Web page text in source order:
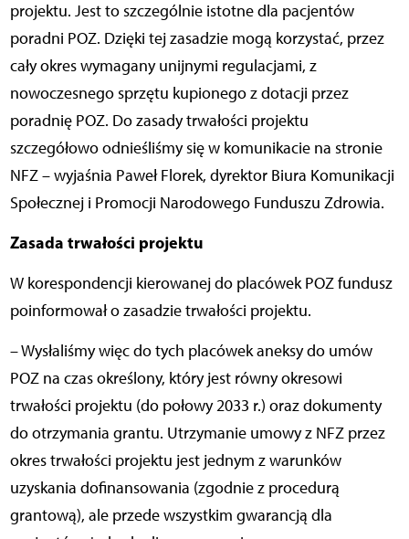
projektu. Jest to szczególnie istotne dla pacjentów
poradni POZ. Dzięki tej zasadzie mogą korzystać, przez
cały okres wymagany unijnymi regulacjami, z
nowoczesnego sprzętu kupionego z dotacji przez
poradnię POZ. Do zasady trwałości projektu
szczegółowo odnieśliśmy się w komunikacie na stronie
NFZ – wyjaśnia Paweł Florek, dyrektor Biura Komunikacji
Społecznej i Promocji Narodowego Funduszu Zdrowia.
Zasada trwałości projektu
W korespondencji kierowanej do placówek POZ fundusz
poinformował o zasadzie trwałości projektu.
– Wysłaliśmy więc do tych placówek aneksy do umów
POZ na czas określony, który jest równy okresowi
trwałości projektu (do połowy 2033 r.) oraz dokumenty
do otrzymania grantu. Utrzymanie umowy z NFZ przez
okres trwałości projektu jest jednym z warunków
uzyskania dofinansowania (zgodnie z procedurą
grantową), ale przede wszystkim gwarancją dla